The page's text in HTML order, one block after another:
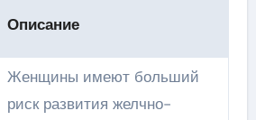
Описание
Женщины имеют больший
риск развития желчно-